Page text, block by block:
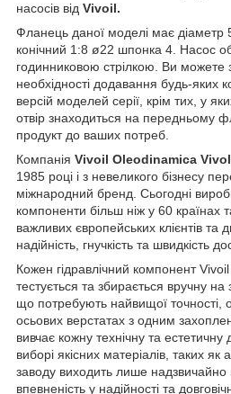
насосів від Vivoil.
Фланець даної моделі має
конічний 1:8 ø22 шпонка 4. Насос
годинниковою стрілкою. Ви можете
необхідності додавання будь-яких
версій моделей серії, крім тих, у
отвір знаходиться на передньому
продукт до ваших потреб.
Компанія Vivoil Oleodinamica
1985 році і з невеликого бізнесу
міжнародний бренд. Сьогодні
компоненти більш ніж у 60 країнах
важливих європейських клієнтів та
надійність, гнучкість та швидкість
Кожен гідравлічний компонент
тестується та збирається вручну на
що потребують найвищої точності,
осьових верстатах з одним
вивчає кожну технічну та
виборі якісних матеріалів, таких як
заводу виходить лише надзвичайно
впевненість у надійності та